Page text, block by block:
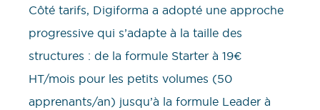
Côté tarifs, Digiforma a adopté une approche
progressive qui s’adapte à la taille des
structures : de la formule Starter à 19€
HT/mois pour les petits volumes (50
apprenants/an) jusqu’à la formule Leader à